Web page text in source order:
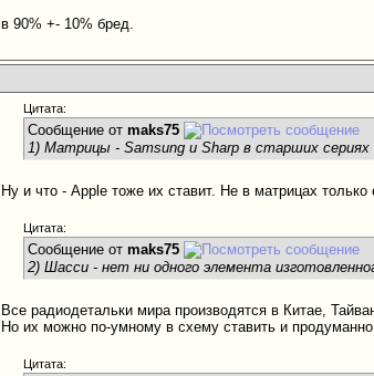
в 90% +- 10% бред.
Цитата:
Сообщение отmaks75
1) Матрицы - Samsung и Sharp в старших сериях
Ну и что - Apple тоже их ставит. Не в матрицах только
Цитата:
Сообщение отmaks75
2) Шасси - нет ни одного элемента
Все радиодетальки мира производятся в Китае,
Но их можно по-умному в схему ставить и
Цитата: